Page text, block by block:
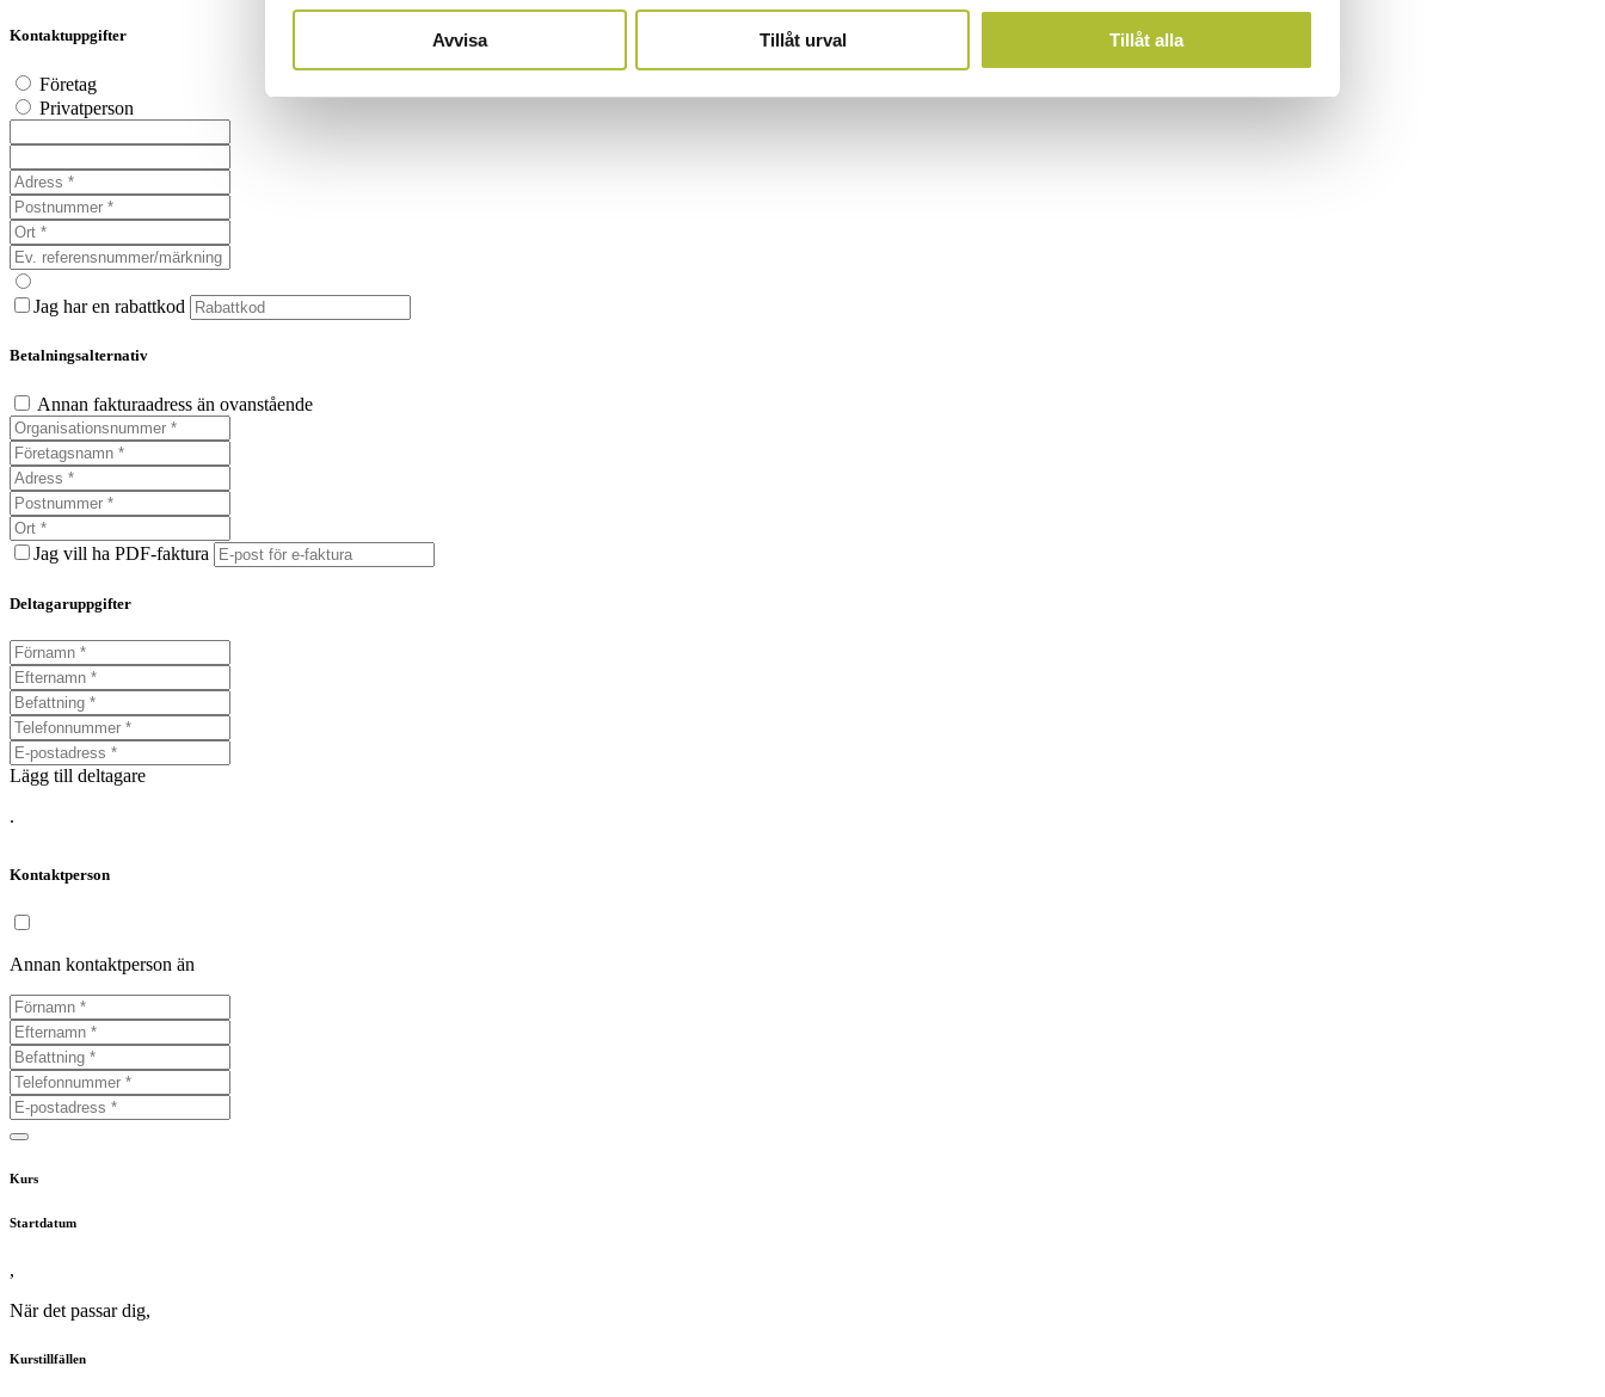
Avvisa Tillåt urval Tillåt alla
Kontaktuppgifter
Företag
Privatperson
Jag har en rabattkod
Betalningsalternativ
Annan fakturaadress än ovanstående
Jag vill ha PDF-faktura
Deltagaruppgifter
Lägg till deltagare
.
Kontaktperson
Annan kontaktperson än
Kurs
Startdatum
,
När det passar dig,
Kurstillfällen